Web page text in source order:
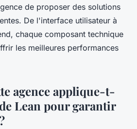
de proposer des solutions
De l'interface utilisateur à
chaque composant technique
les meilleures performances
agence applique-t-
Lean pour garantir